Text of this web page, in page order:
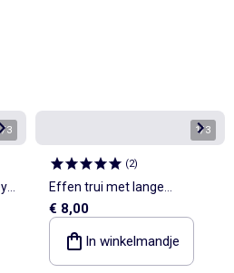
/3 1/3
(2)
Effen trui met lange
mouwen
€ 8,00
In winkelmandje